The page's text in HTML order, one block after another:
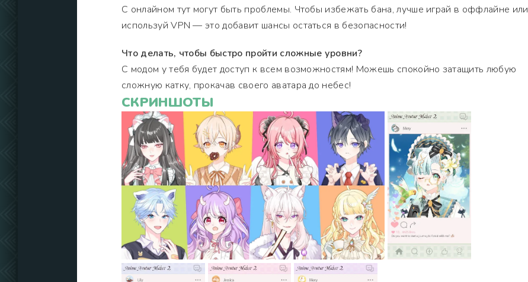
С онлайном тут могут быть проблемы. Чтобы избежать бана, лучше играй в оффлайне или
используй VPN — это добавит шансы остаться в безопасности!
Что делать, чтобы быстро пройти сложные уровни?
С модом у тебя будет доступ к всем возможностям! Можешь спокойно затащить любую
сложную катку, прокачав своего аватара до небес!
СКРИНШОТЫ